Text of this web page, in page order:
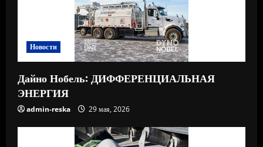
Новости
Дайно Нобель: ДИФФЕРЕНЦИАЛЬНАЯ
ЭНЕРГИЯ
admin-reska 29 мая, 2026